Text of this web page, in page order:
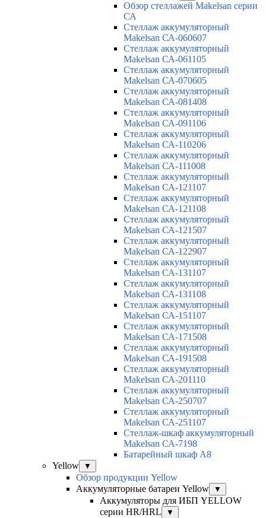
Обзор стеллажей Makelsan серии
СА
Cтеллаж аккумуляторный
Makelsan СА-060607
Cтеллаж аккумуляторный
Makelsan СА-061105
Cтеллаж аккумуляторный
Makelsan СА-070605
Cтеллаж аккумуляторный
Makelsan СА-081408
Cтеллаж аккумуляторный
Makelsan СА-091106
Cтеллаж аккумуляторный
Makelsan СА-110206
Cтеллаж аккумуляторный
Makelsan СА-111008
Cтеллаж аккумуляторный
Makelsan СА-121107
Cтеллаж аккумуляторный
Makelsan СА-121108
Cтеллаж аккумуляторный
Makelsan СА-121507
Cтеллаж аккумуляторный
Makelsan СА-122907
Cтеллаж аккумуляторный
Makelsan СА-131107
Cтеллаж аккумуляторный
Makelsan СА-131108
Cтеллаж аккумуляторный
Makelsan СА-151107
Cтеллаж аккумуляторный
Makelsan СА-171508
Cтеллаж аккумуляторный
Makelsan СА-191508
Cтеллаж аккумуляторный
Makelsan СА-201110
Cтеллаж аккумуляторный
Makelsan СА-250707
Cтеллаж аккумуляторный
Makelsan СА-251107
Стеллаж-шкаф аккумуляторный
Makelsan СА-7198
Батарейный шкаф А8
Yellow
▼
Обзор продукции Yellow
Аккумуляторные батареи Yellow
▼
Аккумуляторы для ИБП YELLOW
серии HR/HRL
▼